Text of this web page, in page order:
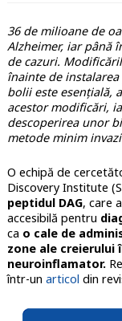
36 de milioane de
Alzheimer, iar până
de cazuri.
înainte de
bolii este esențială,
acestor modificări,
descoperirea unor
metode minim
O echipă de
Discovery Institute
peptidul DAG, care
accesibilă pentru
ca o cale de
zone ale creierului
neuroinflamator.
într-un articol din